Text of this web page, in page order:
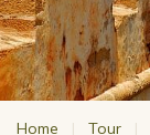
Home | Tour |